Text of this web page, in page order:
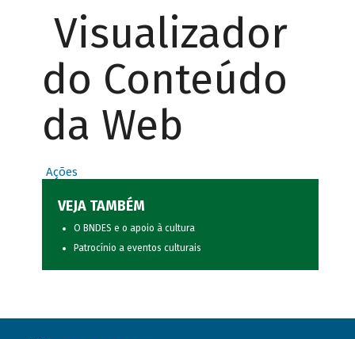
Visualizador
do Conteúdo
da Web
Ações
VEJA TAMBÉM
O BNDES e o apoio à cultura
Patrocínio a eventos culturais